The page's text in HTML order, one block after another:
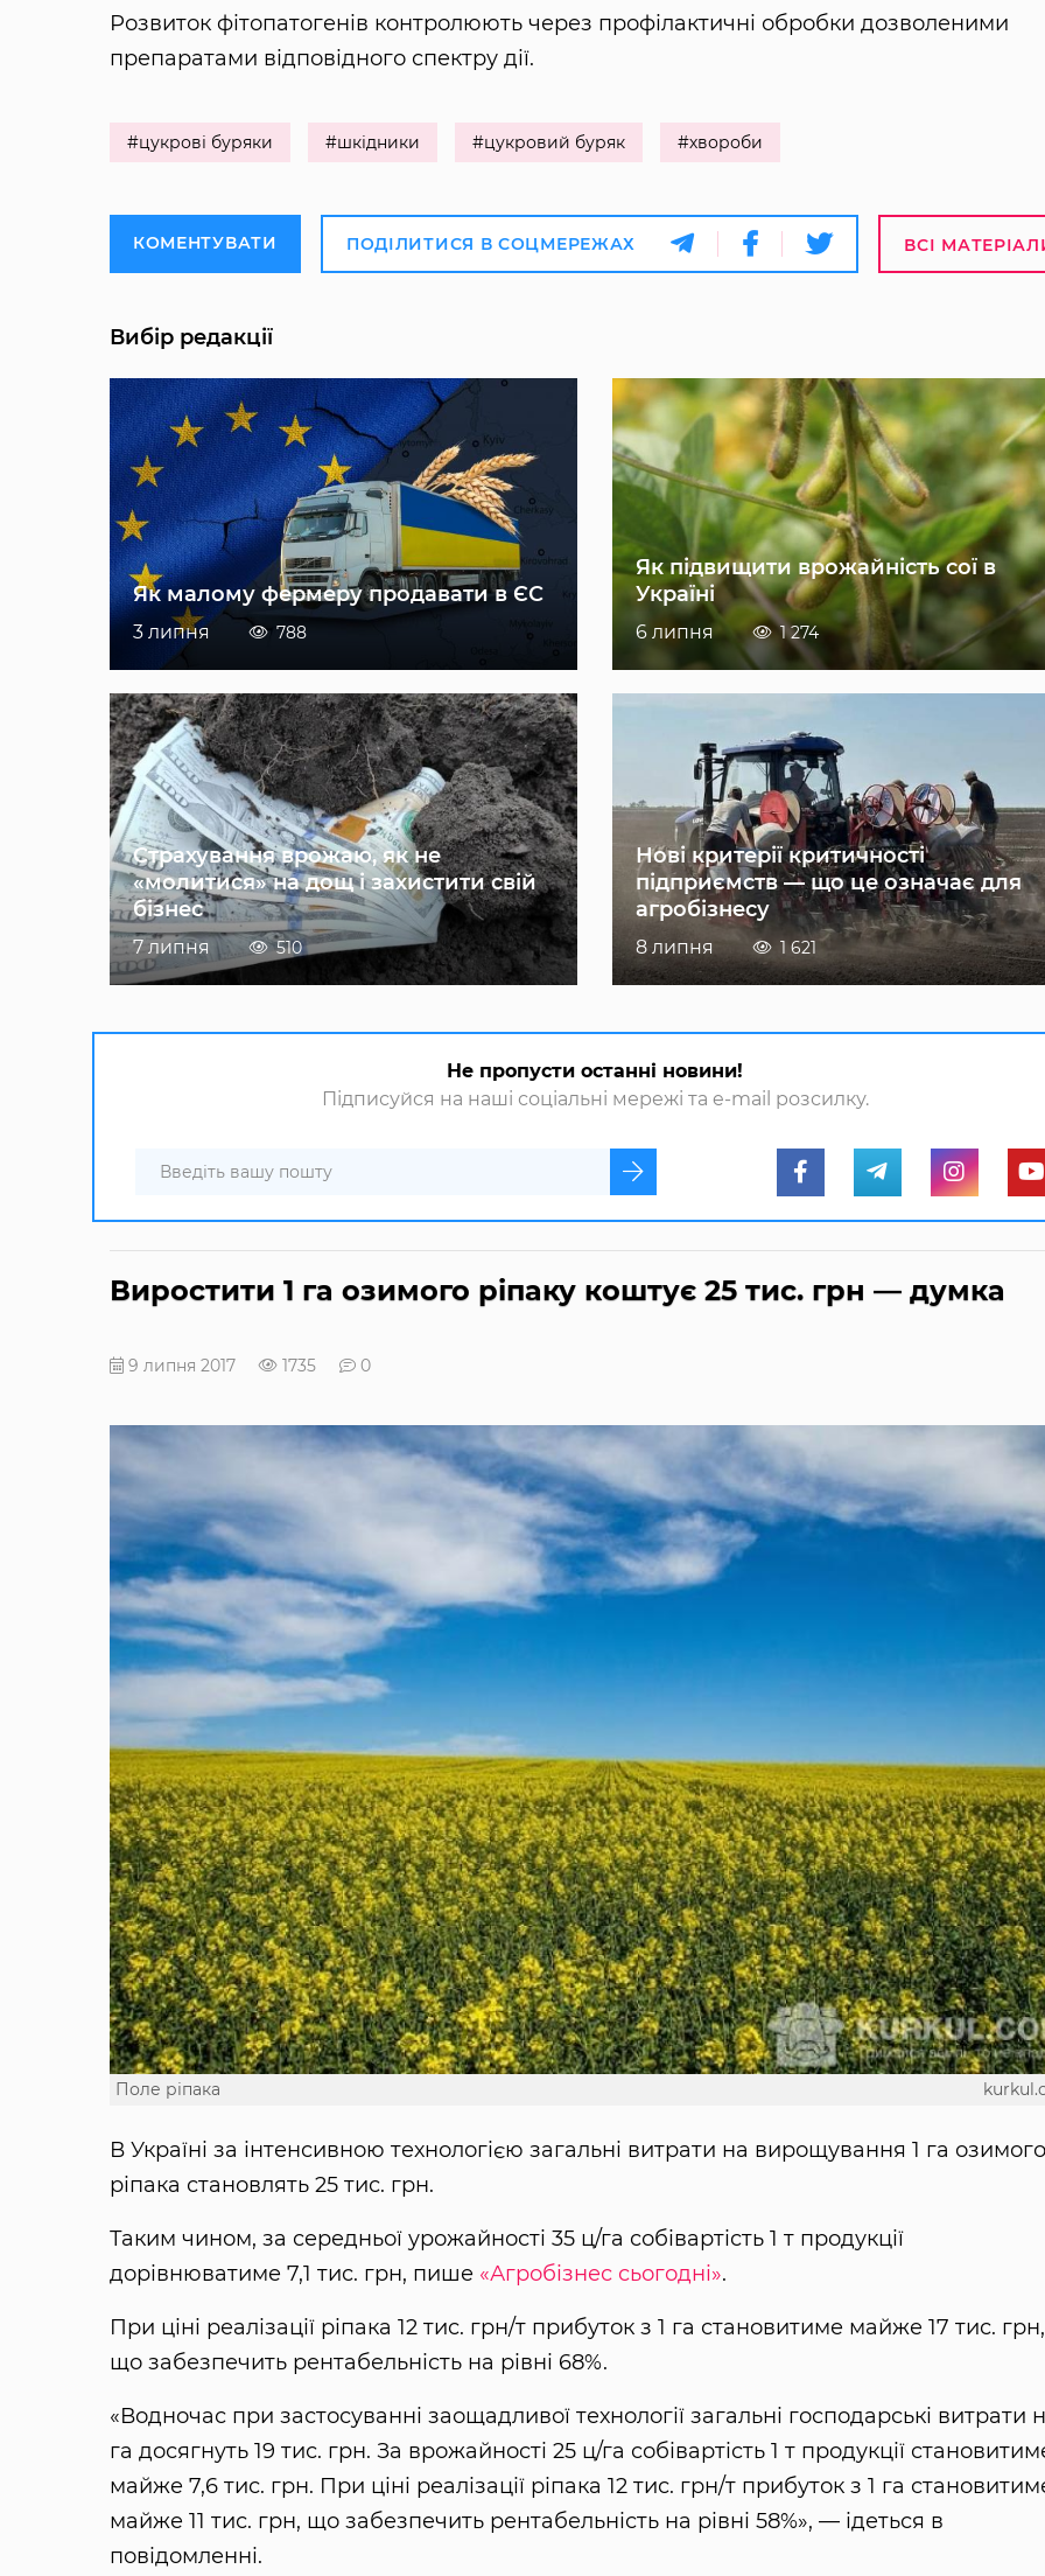
Розвиток фітопатогенів контролюють через профілактичні обробки дозволеними
препаратами відповідного спектру дії.
#цукрові буряки #шкідники #цукровий буряк #хвороби
КОМЕНТУВАТИ ПОДІЛИТИСЯ В СОЦМЕРЕЖАХ ВСІ
Вибір редакції
Як малому фермеру продавати в ЄС
3 липня 788
Як підвищити врожайність сої в
Україні
6 липня 1 274
Страхування врожаю, як не
«молитися» на дощ і захистити свій
бізнес
7 липня 510
Нові критерії критичності
підприємств — що це означає для
агробізнесу
8 липня 1 621
Не пропусти останні новини!
Підписуйся на наші соціальні мережі та e-mail розсилку.
Виростити 1 га озимого ріпаку коштує 25 тис. грн — думка
9 липня 2017 1735 0
Поле ріпака
В Україні за інтенсивною технологією загальні витрати на вирощування 1 га озимого
ріпака становлять 25 тис. грн.
Таким чином, за середньої урожайності 35 ц/га собівартість 1 т продукції
дорівнюватиме 7,1 тис. грн, пише «Агробізнес сьогодні».
При ціні реалізації ріпака 12 тис. грн/т прибуток з 1 га становитиме майже 17 тис. грн,
що забезпечить рентабельність на рівні 68%.
«Водночас при застосуванні заощадливої технології загальні господарські витрати
га досягнуть 19 тис. грн. За врожайності 25 ц/га собівартість 1 т продукції
майже 7,6 тис. грн. При ціні реалізації ріпака 12 тис. грн/т прибуток з 1 га
майже 11 тис. грн, що забезпечить рентабельність на рівні 58%», — ідеться в
повідомленні.